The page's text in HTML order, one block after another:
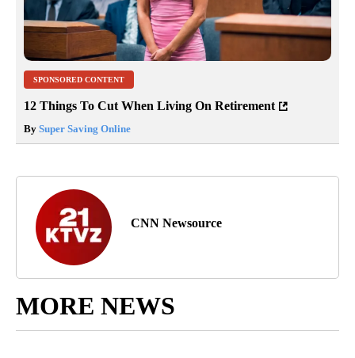
SPONSORED CONTENT
12 Things To Cut When Living On Retirement
By Super Saving Online
CNN Newsource
MORE NEWS